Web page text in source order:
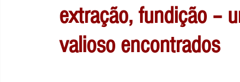
extração, fundição –
valioso encontrados